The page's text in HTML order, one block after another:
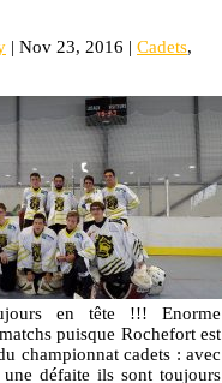
| Nov 23, 2016 | Cadets,
en tête !!! Enorme
puisque Rochefort est
championnat cadets : avec
défaite ils sont toujours